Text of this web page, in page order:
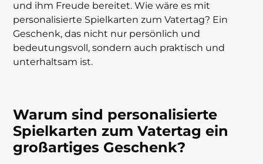
und ihm Freude bereitet. Wie wäre es mit
personalisierte Spielkarten zum Vatertag? Ein
Geschenk, das nicht nur persönlich und
bedeutungsvoll, sondern auch praktisch und
unterhaltsam ist.
Warum sind personalisierte
Spielkarten zum Vatertag ein
großartiges Geschenk?